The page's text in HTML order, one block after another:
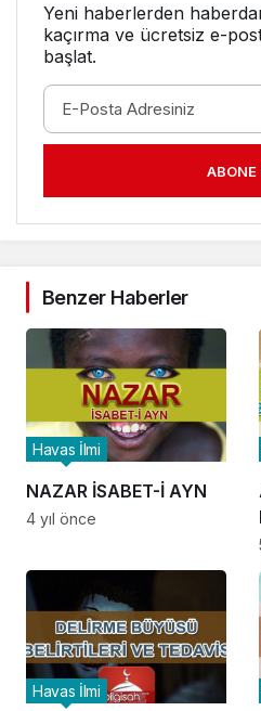
Yeni haberlerden
kaçırma ve ücretsiz e-
başlat.
ABONE
Benzer Haberler
NAZAR İSABET-İ AYN
Havas İlmi
4 yıl önce
Havas İlmi